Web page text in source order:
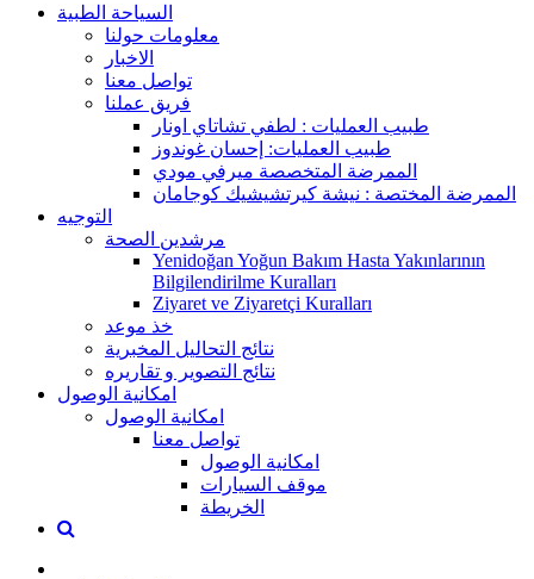
السياحة الطبية
معلومات حولنا
الاخبار
تواصل معنا
فريق عملنا
طبيب العمليات : لطفي تشاتاي اونار
طبيب العمليات: إحسان غوندوز
الممرضة المتخصصة ميرفي مودي
الممرضة المختصة : نيشة كيرتشيشيك كوجامان
التوجيه
مرشدين الصحة
Yenidoğan Yoğun Bakım Hasta Yakınlarının
Bilgilendirilme Kuralları
Ziyaret ve Ziyaretçi Kuralları
خذ موعد
نتائج التحاليل المخبرية
نتائج التصوير و تقاريره
امكانية الوصول
امكانية الوصول
تواصل معنا
امكانية الوصول
موقف السيارات
الخريطة